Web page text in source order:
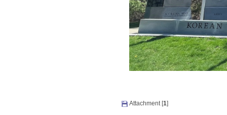
Attachment [1]